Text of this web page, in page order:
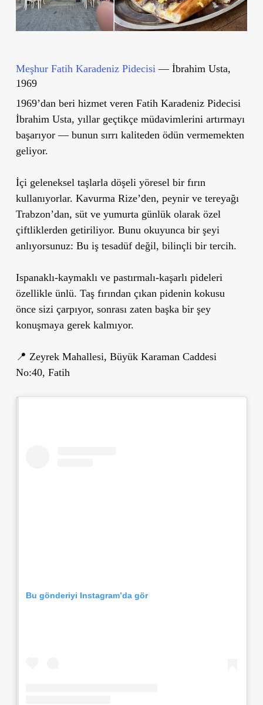
Meşhur Fatih Karadeniz Pidecisi— İbrahim Usta,
1969
1969’dan beri hizmet veren Fatih Karadeniz Pidecisi
İbrahim Usta, yıllar geçtikçe müdavimlerini artırmayı
başarıyor — bunun sırrı kaliteden ödün vermemekten
geliyor.
İçi geleneksel taşlarla döşeli yöresel bir fırın
kullanıyorlar. Kavurma Rize’den, peynir ve tereyağı
Trabzon’dan, süt ve yumurta günlük olarak özel
çiftliklerden getiriliyor. Bunu okuyunca bir şeyi
anlıyorsunuz: Bu iş tesadüf değil, bilinçli bir tercih.
Ispanaklı-kaymaklı ve pastırmalı-kaşarlı pideleri
özellikle ünlü. Taş fırından çıkan pidenin kokusu
önce sizi çarpıyor, sonrası zaten başka bir şey
konuşmaya gerek kalmıyor.
📍 Zeyrek Mahallesi, Büyük Karaman Caddesi
No:40, Fatih
Bu gönderiyi Instagram’da gör